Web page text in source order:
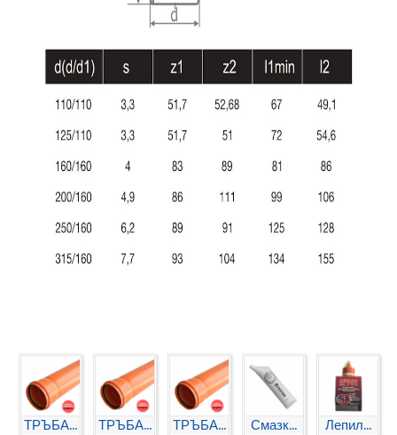
ТРЪБА... ТРЪБА... ТРЪБА... Смазк... Лепил...